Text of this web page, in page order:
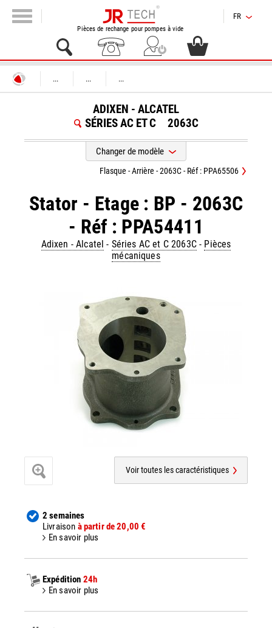
Pièces de rechange pour pompes à vide
FR
... ... ...
ADIXEN - ALCATEL
SÉRIES AC ET C
2063C
Changer de modèle
Stator - Etage : BP - 2063C
- Réf : PPA54411
Adixen - Alcatel - Séries AC et C 2063C- Pièces
mécaniques
Flasque - Arrière - 2063C - Réf : PPA65506
Voir toutes les caractéristiques
2 semaines
Livraison à partir de 20,00 €
En savoir plus
Expédition 24h
En savoir plus